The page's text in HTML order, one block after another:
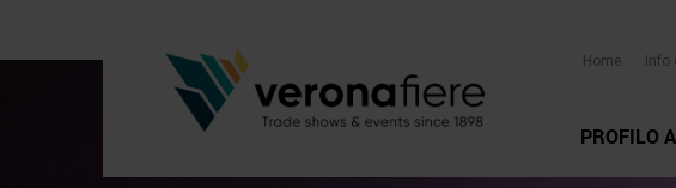
Home Info
PROFILO